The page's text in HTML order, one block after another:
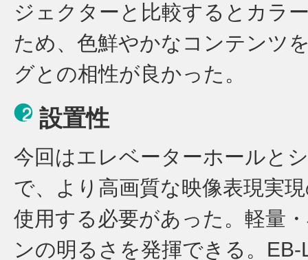
ジェクターと比較するとカラ
ため、色鮮やかなコンテンツ
グとの相性が良かった。
設置性
今回はエレベーターホールと
で、より高画質な映像表現実
使用する必要があった。軽量
ンの明るさを発揮できる。